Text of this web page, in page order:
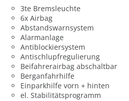
3te Bremsleuchte
6x Airbag
Abstandswarnsystem
Alarmanlage
Antiblockiersystem
Antischlupfregulierung
Beifahrerairbag abschaltbar
Berganfahrhilfe
Einparkhilfe vorn + hinten
el. Stabilitätsprogramm